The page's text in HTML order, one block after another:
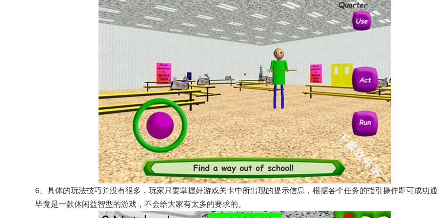
6、具体的玩法技巧并没有很多，玩家只要掌握好游戏关卡中所出现的提示信息，根据各个任务的指引操作即可成功
毕竟是一款休闲益智型的游戏，不会给大家有太多的要求的。